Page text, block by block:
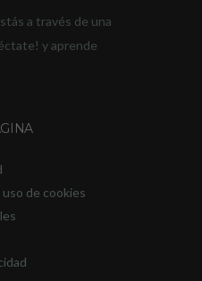
a través de una
y aprende
de cookies